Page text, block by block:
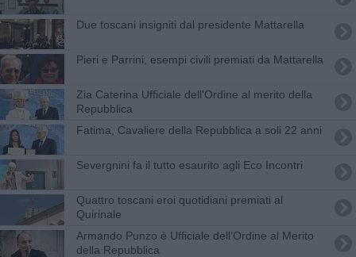
Due toscani insigniti dal presidente Mattarella
Pieri e Parrini, esempi civili premiati da Mattarella
Zia Caterina Ufficiale dell'Ordine al merito della
Repubblica
Fatima, Cavaliere della Repubblica a soli 22 anni
Severgnini fa il tutto esaurito agli Eco Incontri
Quattro toscani eroi quotidiani premiati al
Quirinale
Armando Punzo è Ufficiale dell’Ordine al Merito
della Repubblica